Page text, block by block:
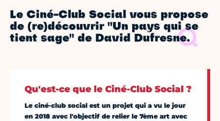
Le Ciné-Club Social vous propose
de (re)découvrir "Un pays qui se
tient sage" de David Dufresne.
Qu'est-ce que le Ciné-Club Social ?
Le ciné-club social est un projet qui a vu le jour
en 2018 avec l'objectif de relier le 7ème art avec